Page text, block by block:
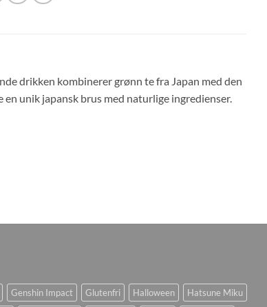
drikken kombinerer grønn te fra Japan med den
unik japansk brus med naturlige ingredienser.
Genshin Impact Glutenfri Halloween
Hatsune Miku